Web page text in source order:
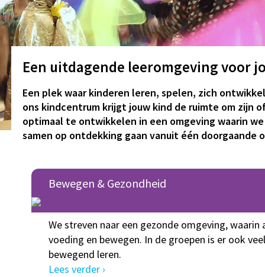
Een uitdagende leeromgeving voor
Een plek waar kinderen leren, spelen, zich
ons kindcentrum krijgt jouw kind de ruimte om zijn
optimaal te ontwikkelen in een omgeving waarin
samen op ontdekking gaan vanuit één doorgaande
Bewegen & Gezondheid
We streven naar een gezonde omgeving,
voeding en bewegen. In de groepen is er ook
bewegend leren.
Lees verder ›